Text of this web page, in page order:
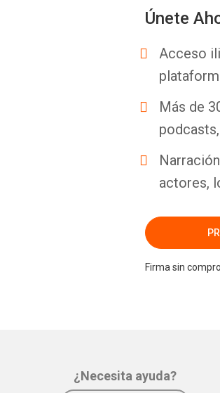
Únete
Acceso
Más de
actores,
Firma sin
¿Necesita ayuda?